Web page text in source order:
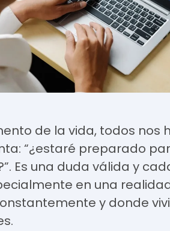
de la vida, todos nos
“¿estaré preparado
Es una duda válida y
en una
y donde